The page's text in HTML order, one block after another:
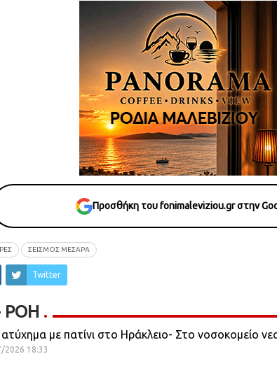
Προσθήκη του fonimaleviziou.gr στην
ΣΕΙΣΜΟΣ ΜΕΣΑΡΑ
Twitter
ΡΟΗ
με πατίνι στο Ηράκλειο- Στο νοσοκομείο
2026 18:33